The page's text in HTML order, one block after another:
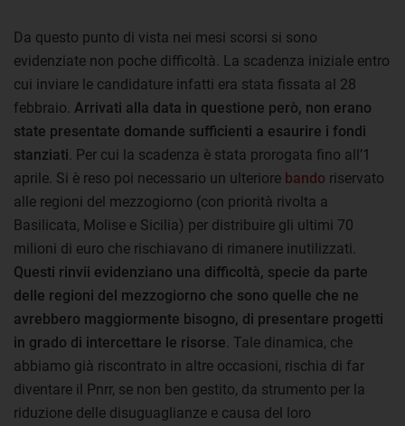
Da questo punto di vista nei mesi scorsi si sono
evidenziate non poche difficoltà. La scadenza iniziale entro
cui inviare le candidature infatti era stata fissata al 28
febbraio. Arrivati alla data in questione però, non erano
state presentate domande sufficienti a esaurire i fondi
stanziati . Per cui la scadenza è stata prorogata fino all’1
aprile. Si è reso poi necessario un ulteriore bando riservato
alle regioni del mezzogiorno (con priorità rivolta a
Basilicata, Molise e Sicilia) per distribuire gli ultimi 70
milioni di euro che rischiavano di rimanere inutilizzati.
Questi rinvii evidenziano una difficoltà, specie da parte
delle regioni del mezzogiorno che sono quelle che ne
avrebbero maggiormente bisogno, di presentare progetti
in grado di intercettare le risorse . Tale dinamica, che
abbiamo già riscontrato in altre occasioni, rischia di far
diventare il Pnrr, se non ben gestito, da strumento per la
riduzione delle disuguaglianze e causa del loro